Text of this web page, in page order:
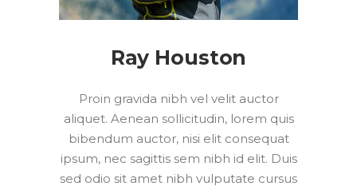
Ray Houston
Proin gravida nibh vel velit auctor
aliquet. Aenean sollicitudin, lorem quis
bibendum auctor, nisi elit consequat
ipsum, nec sagittis sem nibh id elit. Duis
sed odio sit amet nibh vulputate cursus